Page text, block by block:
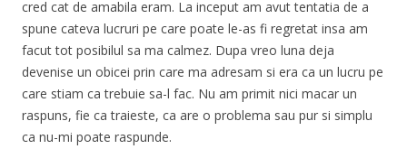
cred cat de amabila eram. La inceput am avut tentatia de a
spune cateva lucruri pe care poate le-as fi regretat insa am
facut tot posibilul sa ma calmez. Dupa vreo luna deja
devenise un obicei prin care ma adresam si era ca un lucru pe
care stiam ca trebuie sa-l fac. Nu am primit nici macar un
raspuns, fie ca traieste, ca are o problema sau pur si simplu
ca nu-mi poate raspunde.